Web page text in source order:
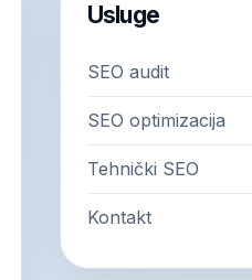
Usluge
SEO audit
SEO optimizacija
Tehnički SEO
Kontakt